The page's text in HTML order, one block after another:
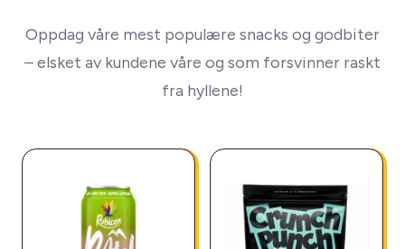
Oppdag våre mest populære snacks og godbiter
– elsket av kundene våre og som forsvinner raskt
fra hyllene!